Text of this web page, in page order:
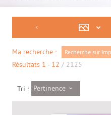
Ma recherche : Recherche sur
Résultats 1 - 12 / 2125
Tri : Pertinence